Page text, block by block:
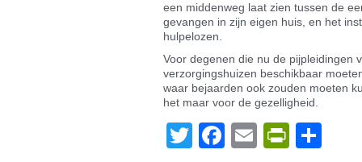
een middenweg laat zien tussen de
gevangen in zijn eigen huis, en het
hulpelozen.
Voor degenen die nu de pijpleidingen
verzorgingshuizen beschikbaar
waar bejaarden ook zouden moeten
het maar voor de gezelligheid.
TwitterFacebook
Email